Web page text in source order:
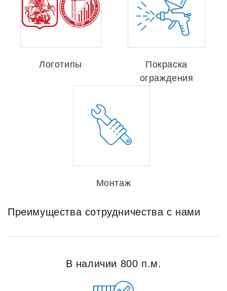
Логотипы
Покраска
ограждения
Монтаж
Преимущества сотрудничества с нами
В наличии 800 п.м.